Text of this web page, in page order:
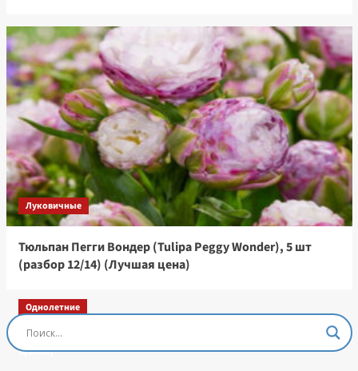
Луковичные
Тюльпан Пегги Вондер (Tulipa Peggy Wonder), 5 шт
(разбор 12/14) (Лучшая цена)
Однолетние
Остеоспермум Пэшн Роуз, 3 шт семян (Лучшая
цена)